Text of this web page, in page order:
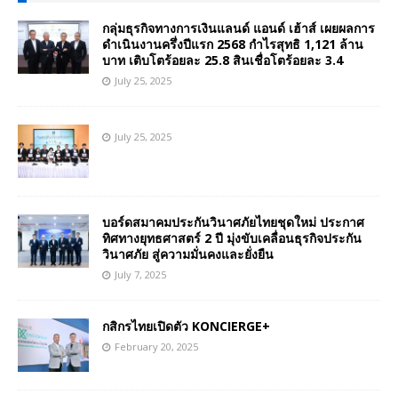
กลุ่มธุรกิจทางการเงินแลนด์ แอนด์ เฮ้าส์ เผยผลการ
ดำเนินงานครึ่งปีแรก 2568 กำไรสุทธิ 1,121 ล้าน
บาท เติบโตร้อยละ 25.8 สินเชื่อโตร้อยละ 3.4
July 25, 2025
July 25, 2025
บอร์ดสมาคมประกันวินาศภัยไทยชุดใหม่ ประกาศ
ทิศทางยุทธศาสตร์ 2 ปี มุ่งขับเคลื่อนธุรกิจประกัน
วินาศภัย สู่ความมั่นคงและยั่งยืน
July 7, 2025
กสิกรไทยเปิดตัว KONCIERGE+
February 20, 2025